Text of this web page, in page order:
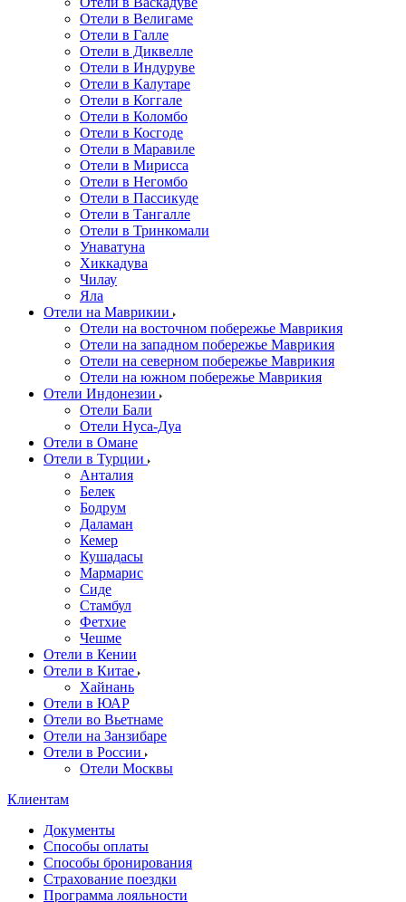
Отели в Велигаме
Отели в Галле
Отели в Диквелле
Отели в Индуруве
Отели в Калутаре
Отели в Коггале
Отели в Коломбо
Отели в Косгоде
Отели в Маравиле
Отели в Мирисса
Отели в Негомбо
Отели в Пассикуде
Отели в Тангалле
Отели в Тринкомали
Унаватуна
Хиккадува
Чилау
Яла
Отели на Маврикии
Отели на восточном побережье Маврикия
Отели на западном побережье Маврикия
Отели на северном побережье Маврикия
Отели на южном побережье Маврикия
Отели Индонезии
Отели Бали
Отели Нуса-Дуа
Отели в Омане
Отели в Турции
Анталия
Белек
Бодрум
Даламан
Кемер
Кушадасы
Мармарис
Сиде
Стамбул
Фетхие
Чешме
Отели в Кении
Отели в Китае
Хайнань
Отели в ЮАР
Отели во Вьетнаме
Отели на Занзибаре
Отели в России
Отели Москвы
Клиентам
Документы
Способы оплаты
Способы бронирования
Страхование поездки
Программа лояльности